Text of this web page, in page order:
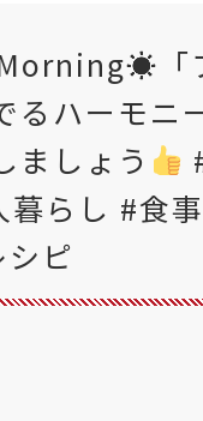
「
るハーモ
ましょう
らし #食
ピ